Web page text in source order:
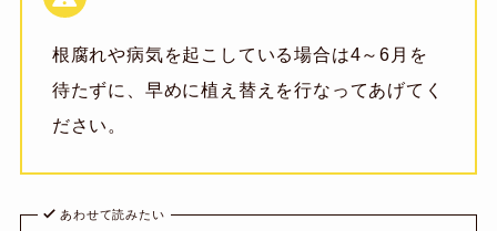
根腐れや病気を起こしている場合は4～6月を
待たずに、早めに植え替えを行なってあげてく
ださい。
あわせて読みたい